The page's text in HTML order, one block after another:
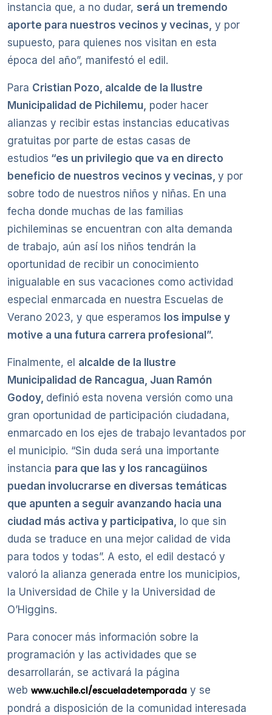
instancia que, a no dudar, será un tremendo
aporte para nuestros vecinos y vecinas, y por
supuesto, para quienes nos visitan en esta
época del año”, manifestó el edil.
Para Cristian Pozo, alcalde de la Ilustre
Municipalidad de Pichilemu, poder hacer
alianzas y recibir estas instancias educativas
gratuitas por parte de estas casas de
estudios “es un privilegio que va en directo
beneficio de nuestros vecinos y vecinas, y por
sobre todo de nuestros niños y niñas. En una
fecha donde muchas de las familias
pichileminas se encuentran con alta demanda
de trabajo, aún así los niños tendrán la
oportunidad de recibir un conocimiento
inigualable en sus vacaciones como actividad
especial enmarcada en nuestra Escuelas de
Verano 2023, y que esperamos los impulse y
motive a una futura carrera profesional”.
Finalmente, el alcalde de la Ilustre
Municipalidad de Rancagua, Juan Ramón
Godoy, definió esta novena versión como una
gran oportunidad de participación ciudadana,
enmarcado en los ejes de trabajo levantados por
el municipio. “Sin duda será una importante
instancia para que las y los rancagüinos
puedan involucrarse en diversas temáticas
que apunten a seguir avanzando hacia una
ciudad más activa y participativa, lo que sin
duda se traduce en una mejor calidad de vida
para todos y todas”. A esto, el edil destacó y
valoró la alianza generada entre los municipios,
la Universidad de Chile y la Universidad de
O’Higgins.
Para conocer más información sobre la
programación y las actividades que se
desarrollarán, se activará la página
web www.uchile.cl/escueladetemporada y se
pondrá a disposición de la comunidad interesada